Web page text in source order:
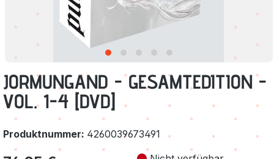
JORMUNGAND - GESAMTEDITION -
VOL. 1-4 [DVD]
Produktnummer: 4260039673491